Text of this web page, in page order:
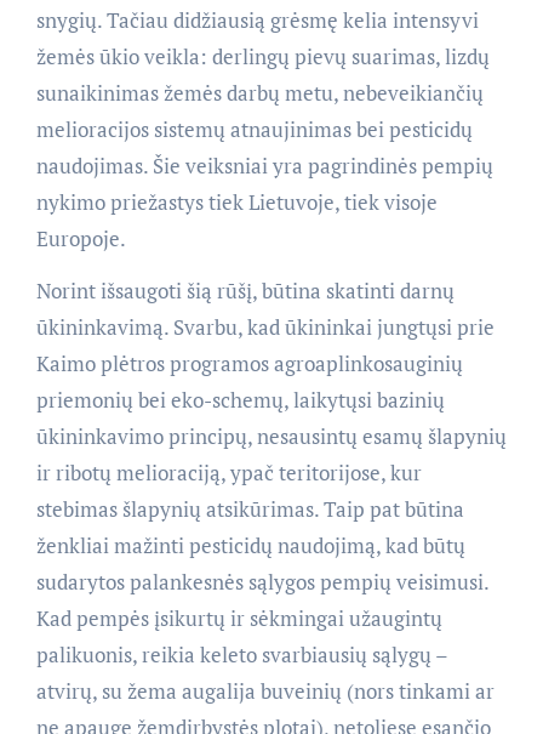
snygių. Tačiau didžiausią grėsmę kelia intensyvi
žemės ūkio veikla: derlingų pievų suarimas, lizdų
sunaikinimas žemės darbų metu, nebeveikiančių
melioracijos sistemų atnaujinimas bei pesticidų
naudojimas. Šie veiksniai yra pagrindinės pempių
nykimo priežastys tiek Lietuvoje, tiek visoje
Europoje.
Norint išsaugoti šią rūšį, būtina skatinti darnų
ūkininkavimą. Svarbu, kad ūkininkai jungtųsi prie
Kaimo plėtros programos agroaplinkosauginių
priemonių bei eko-schemų, laikytųsi bazinių
ūkininkavimo principų, nesausintų esamų šlapynių
ir ribotų melioraciją, ypač teritorijose, kur
stebimas šlapynių atsikūrimas. Taip pat būtina
ženkliai mažinti pesticidų naudojimą, kad būtų
sudarytos palankesnės sąlygos pempių veisimusi.
Kad pempės įsikurtų ir sėkmingai užaugintų
palikuonis, reikia keleto svarbiausių sąlygų –
atvirų, su žema augalija buveinių (nors tinkami ar
ne apaugę žemdirbystės plotai), netoliese esančio